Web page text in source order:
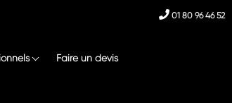
01 80 96 46 52
Faire un devis